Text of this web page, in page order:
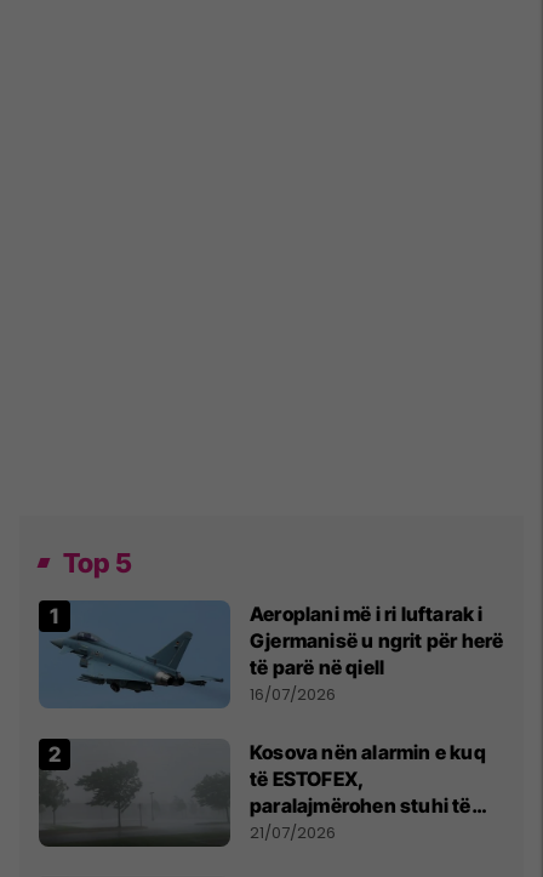
Top 5
Aeroplani më i ri luftarak i
Gjermanisë u ngrit për herë
të parë në qiell
16/07/2026
Kosova nën alarmin e kuq
të ESTOFEX,
paralajmërohen stuhi të
fuqishme me breshër dhe
21/07/2026